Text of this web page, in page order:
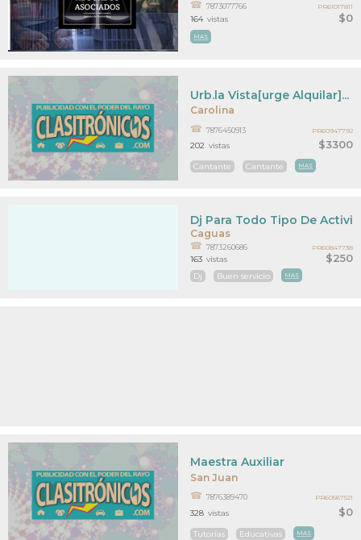
$0
7873077766
MAS
164 vistas
PR61017811
Carolina
$3300
Urb.la Vista[urge Alquilar]...
7876450913
Cantante Cantante MAS
202 vistas
PR60947792
Caguas
$250
Dj Para Todo Tipo De
7873260686
Dj Buen servicio MAS
163 vistas
PR60847738
San Juan
$0
Maestra Auxiliar
7876389470
Tutorías Educativas MAS
328 vistas
PR60567521